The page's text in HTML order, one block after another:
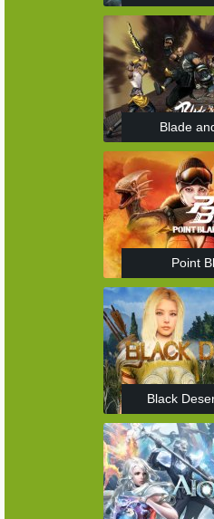
Blade
Point
Black